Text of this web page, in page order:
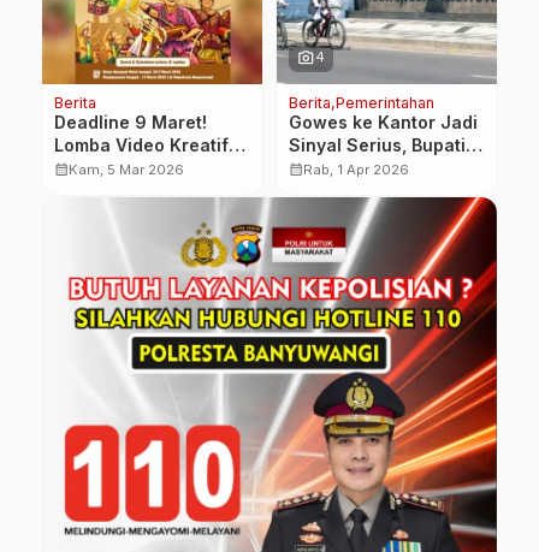
Berita
Deadline 9 Maret!
Lomba Video Kreatif
Patrol Ramadan
calendar_monthKam, 5 Mar 2026
photo_camera4
Berita Pemerintahan
Gowes ke Kantor Jadi
Sinyal Serius, Bupati
Ipuk Dorong ASN
BBM dan Ubah Gaya
Hidup
calendar_monthRab, 1 Apr 2026